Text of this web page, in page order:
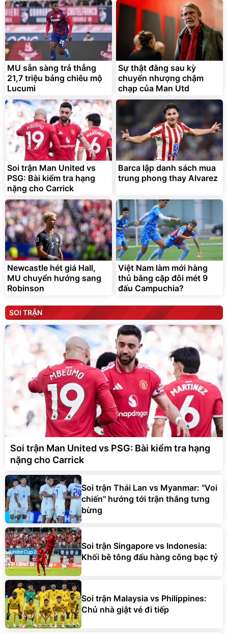
MU sẵn sàng trả thẳng
21,7 triệu bảng chiêu mộ
Lucumi
Sự thật đằng sau kỳ
chuyển nhượng chậm
chạp của Man Utd
Soi trận Man United vs
PSG: Bài kiểm tra hạng
nặng cho Carrick
Barca lập danh sách mua
trung phong thay Alvarez
Newcastle hét giá Hall,
MU chuyển hướng sang
Robinson
Việt Nam làm mới hàng
thủ bằng cặp đôi mét 9
đấu Campuchia?
SOI TRẬN
Soi trận Man United vs PSG: Bài kiểm tra hạng
nặng cho Carrick
Soi trận Thái Lan vs Myanmar: "Voi
chiến" hướng tới trận thắng tưng
bừng
Soi trận Singapore vs Indonesia:
Khối bê tông đấu hàng công bạc tỷ
Soi trận Malaysia vs Philippines:
Chủ nhà giật vé đi tiếp